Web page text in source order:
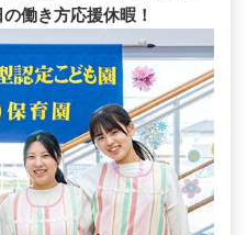
働き方応援休暇！